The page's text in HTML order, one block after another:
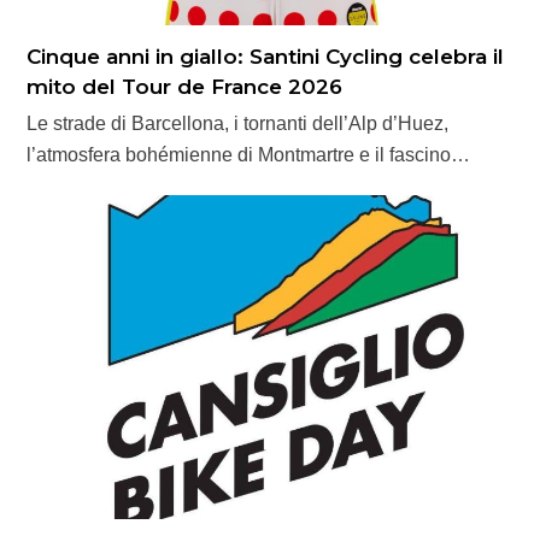
Cinque anni in giallo: Santini Cycling celebra il
mito del Tour de France 2026
Le strade di Barcellona, i tornanti dell’Alp d’Huez,
l’atmosfera bohémienne di Montmartre e il fascino…